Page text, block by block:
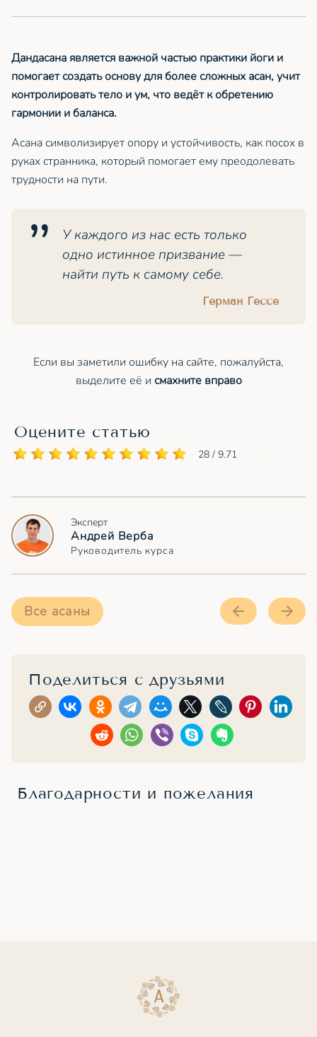
Дандасана является важной частью практики йоги и
помогает создать основу для более сложных асан, учит
контролировать тело и ум, что ведёт к обретению
гармонии и баланса.
Асана символизирует опору и устойчивость, как посох в
руках странника, который помогает ему преодолевать
трудности на пути.
У каждого из нас есть только
одно истинное призвание —
найти путь к самому себе.
Герман Гессе
Если вы заметили ошибку на сайте, пожалуйста,
выделите её и смахните вправо
Оцените статью
28 / 9.71
Эксперт
Андрей Верба
Руководитель курса
Все асаны
Поделиться с друзьями
Благодарности и пожелания